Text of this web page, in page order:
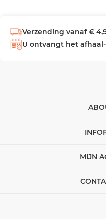
Verzending vanaf €
U ontvangt het
MIJN